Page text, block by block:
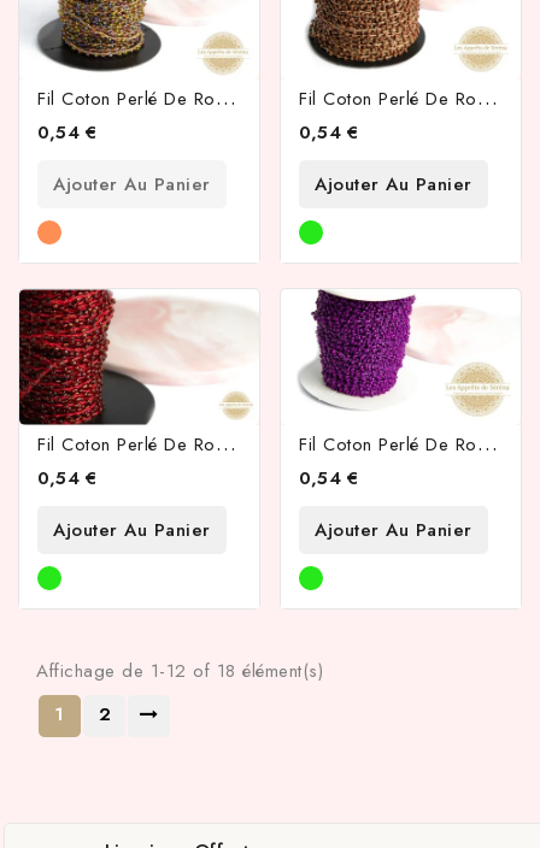
F
Il Coton Perlé De Rocailles Caméléon Irisé 2mm
0,54 €
Ajouter Au Panier
F
Il Coton Perlé De Rocailles Café 2mm
0,54 €
Ajouter Au Panier
F
Il Coton Perlé De Rocailles Rouge Griotte 2mm
0,54 €
Ajouter Au Panier
F
Il Coton Perlé De Rocailles Violettes 2mm
0,54 €
Ajouter Au Panier
Affichage de 1-12 of 18 élément(s)
1
2